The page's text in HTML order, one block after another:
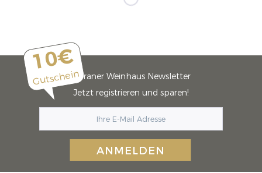
10€
GutscheinMeraner Weinhaus Newsletter
Jetzt registrieren und sparen!
ANMELDEN